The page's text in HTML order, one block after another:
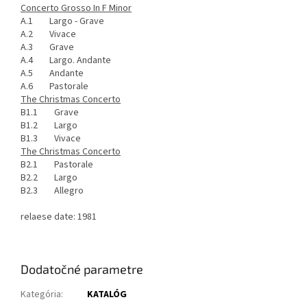
Concerto Grosso In F Minor
A.1 Largo - Grave
A.2 Vivace
A.3 Grave
A.4 Largo. Andante
A.5 Andante
A.6 Pastorale
The Christmas Concerto
B1.1 Grave
B1.2 Largo
B1.3 Vivace
The Christmas Concerto
B2.1 Pastorale
B2.2 Largo
B2.3 Allegro
relaese date: 1981
Dodatočné parametre
Kategória:
KATALÓG